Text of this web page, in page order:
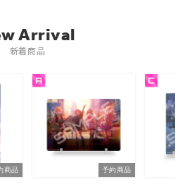
Arrival
新着商品
商品 予約商品